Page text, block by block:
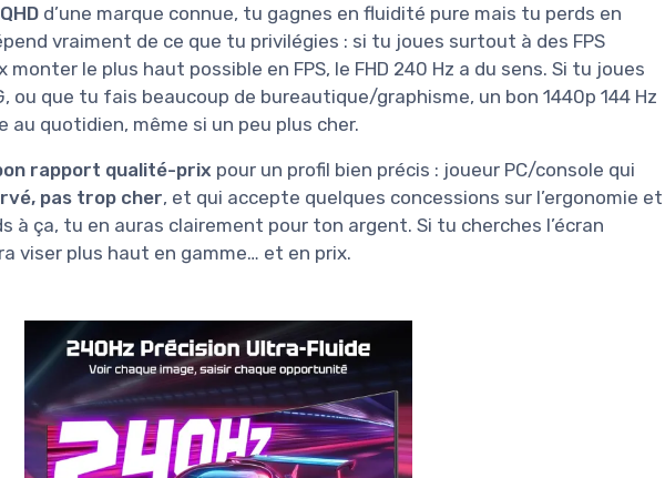
d’une marque connue, tu gagnes en fluidité pure mais tu perds en
vraiment de ce que tu privilégies : si tu joues surtout à des FPS
le plus haut possible en FPS, le FHD 240 Hz a du sens. Si tu joues
ou que tu fais beaucoup de bureautique/graphisme, un bon 1440p 144 Hz
au quotidien, même si un peu plus cher.
rapport qualité-prix pour un profil bien précis : joueur PC/console qui
pas trop cher, et qui accepte quelques concessions sur l’ergonomie et
à ça, tu en auras clairement pour ton argent. Si tu cherches l’écran
viser plus haut en gamme… et en prix.